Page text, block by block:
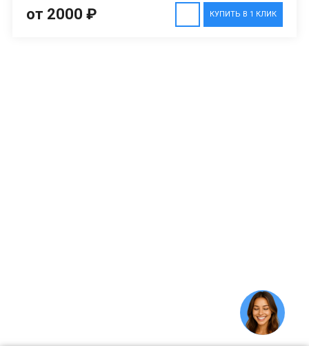
КУПИТЬ В 1 КЛИК
от 2000 ₽